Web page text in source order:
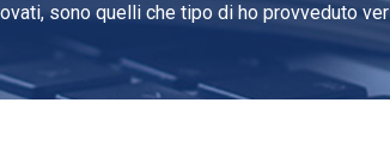
sono quelli che tipo di ho provveduto